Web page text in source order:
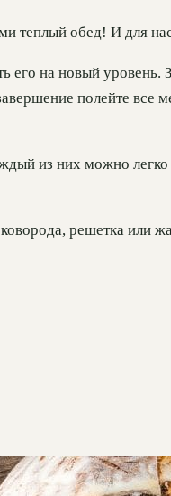
обед! И для
его на новый
полейте все
из них можно
решетка или